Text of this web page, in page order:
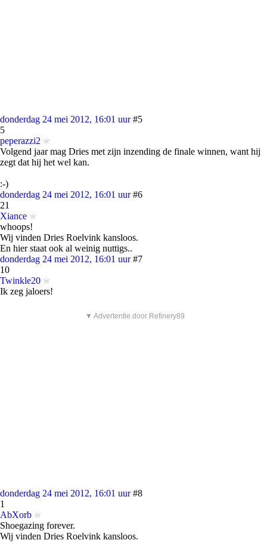
donderdag 24 mei 2012, 16:01 uur #5
5
peperazzi2
Volgend jaar mag Dries met zijn inzending de finale winnen, want hij
zegt dat hij het wel kan.
:-)
donderdag 24 mei 2012, 16:01 uur #6
21
Xiance
whoops!
Wij vinden Dries Roelvink kansloos.
En hier staat ook al weinig nuttigs..
donderdag 24 mei 2012, 16:01 uur #7
10
Twinkle20
Ik zeg jaloers!
▼ Advertentie door Refinery89
donderdag 24 mei 2012, 16:01 uur #8
1
AbXorb
Shoegazing forever.
Wij vinden Dries Roelvink kansloos.